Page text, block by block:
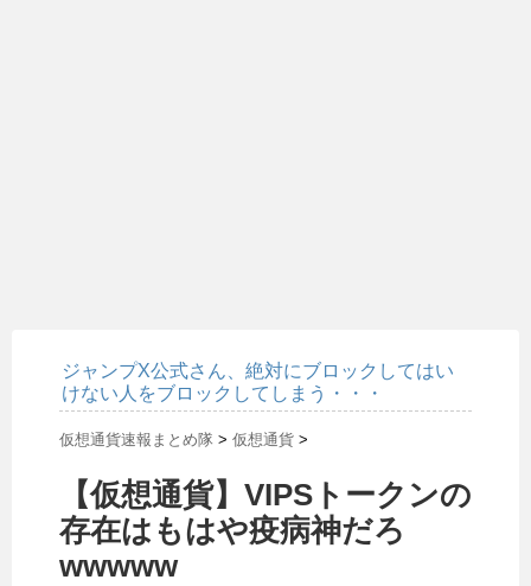
ジャンプX公式さん、絶対にブロックしてはい
けない人をブロックしてしまう・・・
仮想通貨速報まとめ隊 > 仮想通貨 >
【仮想通貨】VIPSトークンの
存在はもはや疫病神だろ
wwwww